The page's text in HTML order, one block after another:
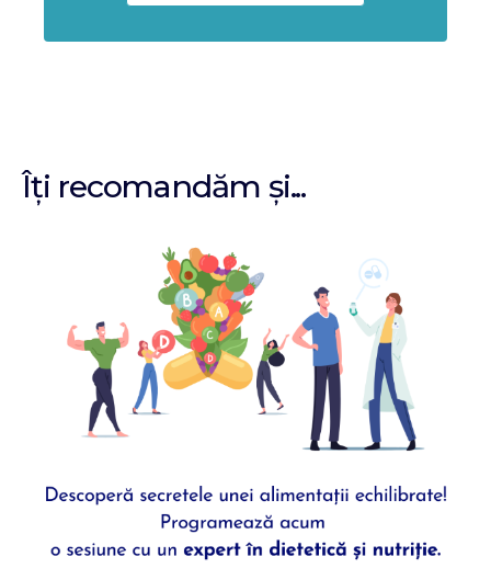
Îți recomandăm și...